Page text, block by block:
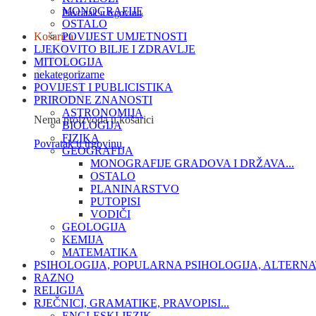
Povratak u trgovinu
Košarica
Nema proizvoda u košarici
Povratak u trgovinu
MONOGRAFIJE
OSTALO
POVIJEST UMJETNOSTI
LJEKOVITO BILJE I ZDRAVLJE
MITOLOGIJA
nekategorizarne
POVIJEST I PUBLICISTIKA
PRIRODNE ZNANOSTI
ASTRONOMIJA
BIOLOGIJA
FIZIKA
GEOGRAFIJA
MONOGRAFIJE GRADOVA I DRŽAVA...
OSTALO
PLANINARSTVO
PUTOPISI
VODIČI
GEOLOGIJA
KEMIJA
MATEMATIKA
PSIHOLOGIJA, POPULARNA PSIHOLOGIJA,
RAZNO
RELIGIJA
RJEČNICI, GRAMATIKE, PRAVOPISI...